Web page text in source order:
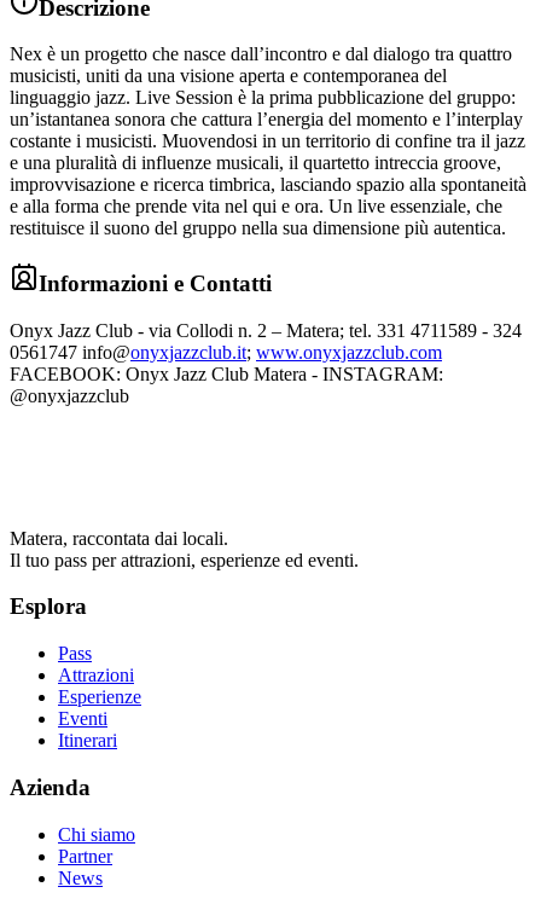
Descrizione
Nex è un progetto che nasce dall’incontro e dal dialogo tra quattro
musicisti, uniti da una visione aperta e contemporanea del
linguaggio jazz. Live Session è la prima pubblicazione del gruppo:
un’istantanea sonora che cattura l’energia del momento e l’interplay
costante i musicisti. Muovendosi in un territorio di confine tra il jazz
e una pluralità di influenze musicali, il quartetto intreccia groove,
improvvisazione e ricerca timbrica, lasciando spazio alla spontaneità
e alla forma che prende vita nel qui e ora. Un live essenziale, che
restituisce il suono del gruppo nella sua dimensione più autentica.
Informazioni e Contatti
Onyx Jazz Club - via Collodi n. 2 – Matera; tel. 331 4711589 - 324
0561747 info@onyxjazzclub.it; www.onyxjazzclub.com
FACEBOOK: Onyx Jazz Club Matera - INSTAGRAM:
@onyxjazzclub
Matera, raccontata dai locali.
Il tuo pass per attrazioni, esperienze ed eventi.
Esplora
Pass
Attrazioni
Esperienze
Eventi
Itinerari
Azienda
Chi siamo
Partner
News